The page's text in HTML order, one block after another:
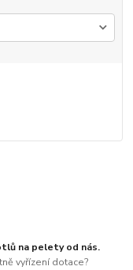
na pelety od nás.
vyřízení dotace?